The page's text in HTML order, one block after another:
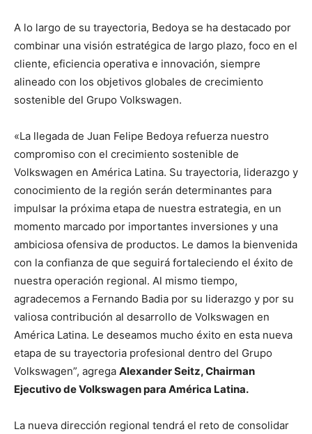
A lo largo de su trayectoria, Bedoya se ha destacado por
combinar una visión estratégica de largo plazo, foco en el
cliente, eficiencia operativa e innovación, siempre
alineado con los objetivos globales de crecimiento
sostenible del Grupo Volkswagen.
«La llegada de Juan Felipe Bedoya refuerza nuestro
compromiso con el crecimiento sostenible de
Volkswagen en América Latina. Su trayectoria, liderazgo y
conocimiento de la región serán determinantes para
impulsar la próxima etapa de nuestra estrategia, en un
momento marcado por importantes inversiones y una
ambiciosa ofensiva de productos. Le damos la bienvenida
con la confianza de que seguirá fortaleciendo el éxito de
nuestra operación regional. Al mismo tiempo,
agradecemos a Fernando Badia por su liderazgo y por su
valiosa contribución al desarrollo de Volkswagen en
América Latina. Le deseamos mucho éxito en esta nueva
etapa de su trayectoria profesional dentro del Grupo
Volkswagen”, agrega Alexander Seitz, Chairman
Ejecutivo de Volkswagen para América Latina.
La nueva dirección regional tendrá el reto de consolidar